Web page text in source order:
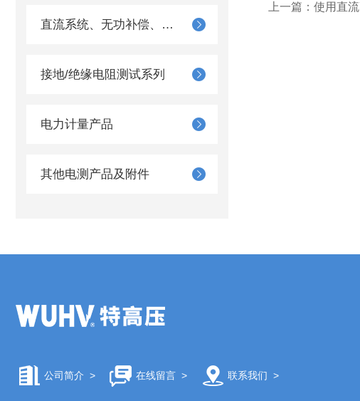
直流系统、无功补偿、电池电机检测仪器
接地/绝缘电阻测试系列
电力计量产品
其他电测产品及附件
上一篇： 使用直
公司简介 > 在线留言> 联系我们 >